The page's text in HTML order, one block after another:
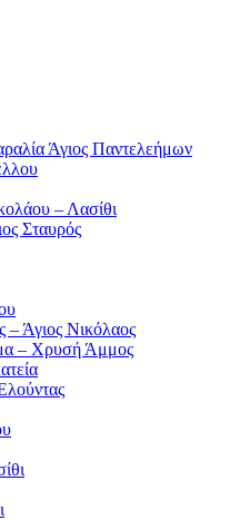
Άγιος Παντελεήμων
– Λασίθι
Σταυρός
Άγιος Νικόλαος
– Χρυσή Άμμος